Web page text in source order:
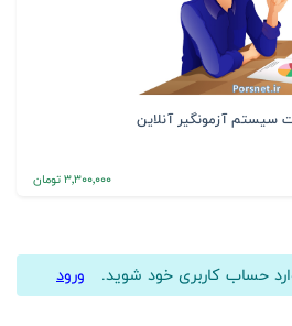
آزمونگیر آنلاین
3٬300٬000 تومان
حساب کاربری خود شوید. ورود